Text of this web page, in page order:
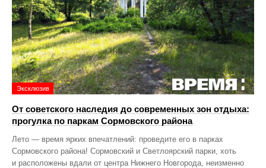
Эксклюзив
От советского наследия до современных зон отдыха:
прогулка по паркам Сормовского района
Лето — время ярких впечатлений: проведите его в парках
Сормовского района! Сормовский и Светлоярский парки, хоть
и расположены вдали от центра Нижнего Новгорода, неизменно